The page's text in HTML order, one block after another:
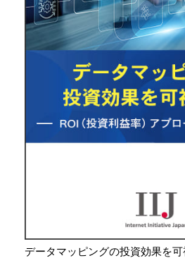
データマッピングの投資効果を可